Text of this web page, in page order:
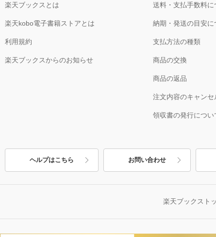
楽天ブックスとは
楽天kobo電子書籍ストアとは
利用規約
楽天ブックスからのお知らせ
送料・支払手数料に
納期・発送の目安に
支払方法の種類
商品の交換
商品の返品
注文内容のキャンセ
領収書の発行につい
ヘルプはこちら お問い合わせ
楽天ブックスト